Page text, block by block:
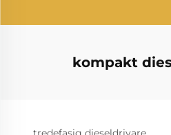
kompakt